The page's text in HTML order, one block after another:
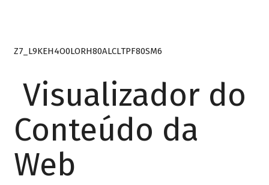
Z7_L9KEH4O0LORH80ALCLTPF80SM6
Visualizador do
Conteúdo da
Web